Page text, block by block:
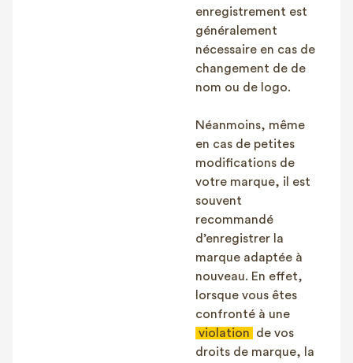
enregistrement est
généralement
nécessaire en cas de
changement de de
nom ou de logo.
Néanmoins, même
en cas de petites
modifications de
votre marque, il est
souvent
recommandé
d’enregistrer la
marque adaptée à
nouveau. En effet,
lorsque vous êtes
confronté à une
violation
de vos
droits de marque, la